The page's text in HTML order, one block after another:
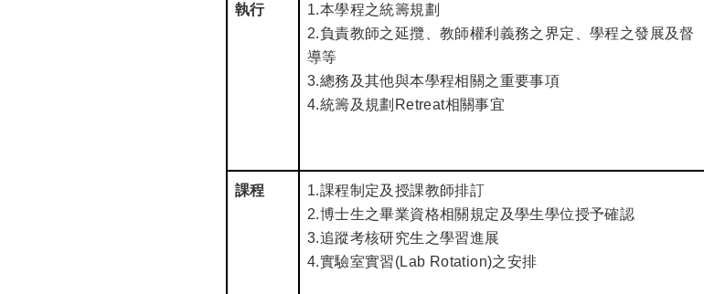
執行 1.本學程之統籌規劃
2.負責教師之延攬、教師權利義務之界定、學程之發展及督
導等
3.總務及其他與本學程相關之重要事項
4.統籌及規劃Retreat相關事宜
課程 1.課程制定及授課教師排訂
2.博士生之畢業資格相關規定及學生學位授予確認
3.追蹤考核研究生之學習進展
4.實驗室實習(Lab Rotation)之安排